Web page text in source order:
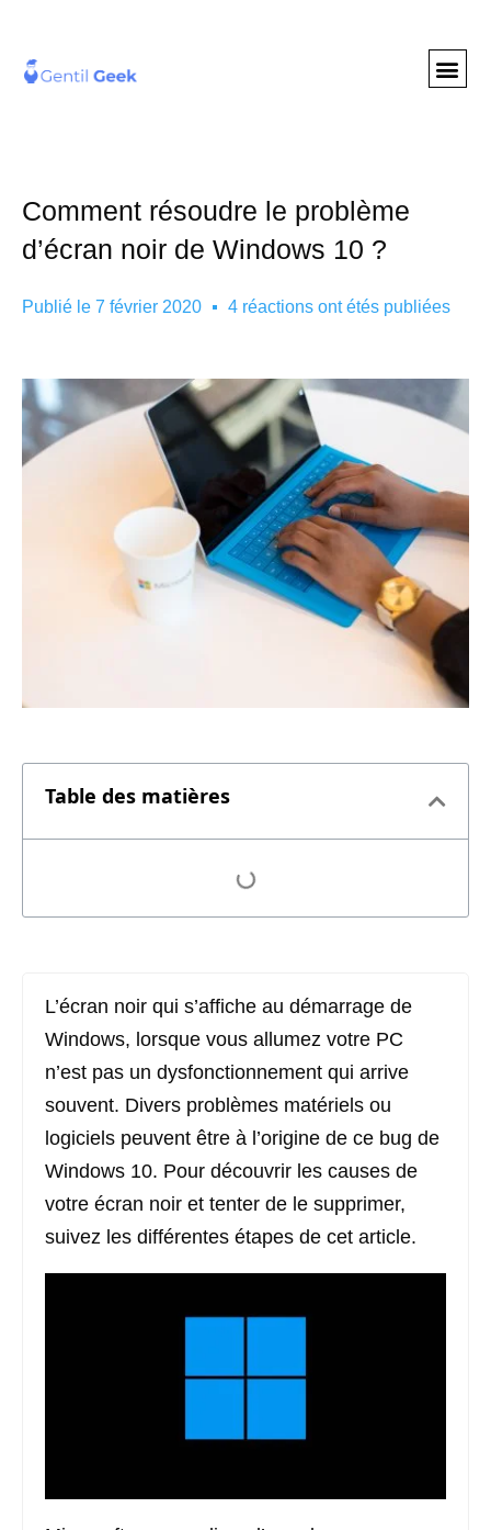
Comment résoudre le problème
d’écran noir de Windows 10 ?
Publié le 7 février 2020 4 réactions ont étés publiées
Table des matières
L’écran noir qui s’affiche au démarrage de
Windows, lorsque vous allumez votre PC
n’est pas un dysfonctionnement qui arrive
souvent. Divers problèmes matériels ou
logiciels peuvent être à l’origine de ce bug de
Windows 10. Pour découvrir les causes de
votre écran noir et tenter de le supprimer,
suivez les différentes étapes de cet article.